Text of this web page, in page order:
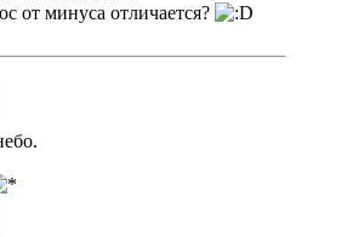
от минуса отличается?